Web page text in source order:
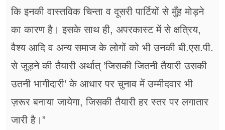
कि इनकी वास्तविक चिन्ता व दूसरी पार्टियों से मुँह मोड़ने
का कारण है। इसके साथ ही, अपरकास्ट में से क्षत्रिय,
वैश्य आदि व अन्य समाज के लोगों को भी उनकी बी.एस.पी.
से जुड़ने की तैयारी अर्थात् ’जिसकी जितनी तैयारी उसकी
उतनी भागीदारी’ के आधार पर चुनाव में उम्मीदवार भी
ज़रूर बनाया जायेगा, जिसकी तैयारी हर स्तर पर लगातार
जारी है।”